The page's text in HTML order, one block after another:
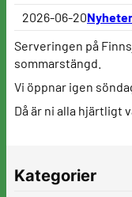
2026-06-20Nyheter
Serveringen på
sommarstängd.
Vi öppnar igen
Då är ni alla hjärtligt
Kategorier